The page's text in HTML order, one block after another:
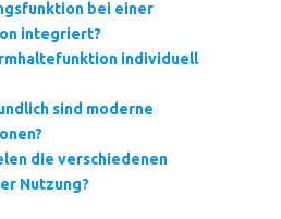
bei einer
integriert?
individuell
sind moderne
die verschiedenen
Nutzung?